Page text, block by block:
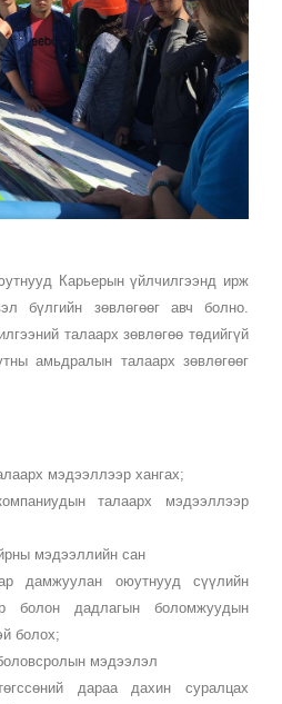
Карьерын үйлчилгээнд ирж
бүлгийн зөвлөгөөг авч болно.
талаарх зөвлөгөө төдийгүй
амьдралын талаарх зөвлөгөөг
мэдээллээр хангах;
талаарх мэдээллээр
мэдээллийн сан
дамжуулан оюутнууд сүүлийн
болон дадлагын боломжуудын
болох;
мэдээлэл
дараа дахин суралцах